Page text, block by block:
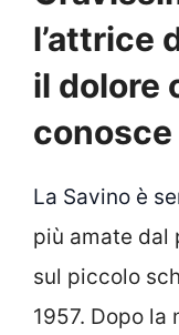
l’attrice
il dolore
conosce
La Savino è
più amate dal
sul piccolo
1957. Dopo la